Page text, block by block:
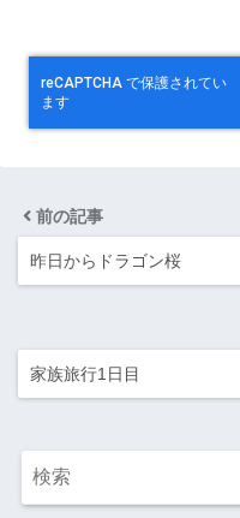
前の記事
昨日からドラゴン桜
家族旅行1日目